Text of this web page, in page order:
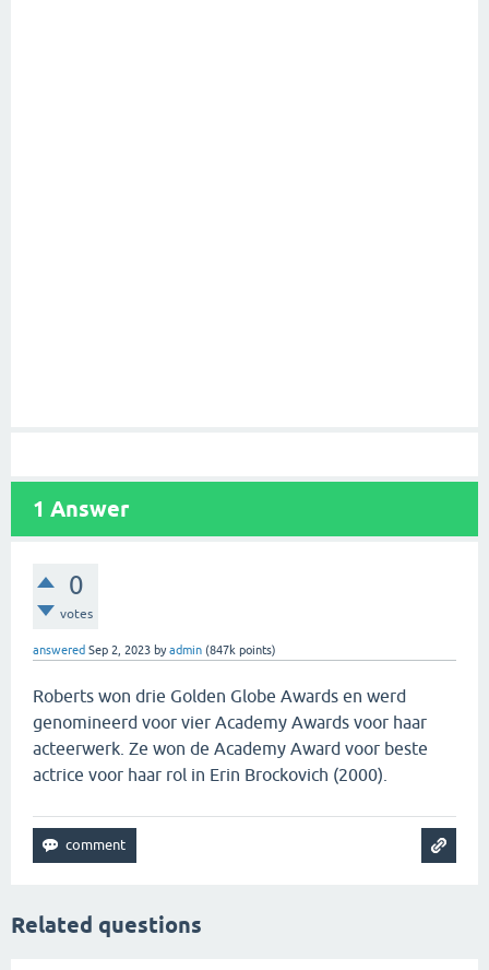
1 Answer
0
votes
answered Sep 2, 2023 byadmin (847k points)
Roberts won drie Golden Globe Awards en werd
genomineerd voor vier Academy Awards voor haar
acteerwerk. Ze won de Academy Award voor beste
actrice voor haar rol in Erin Brockovich (2000).
Related questions